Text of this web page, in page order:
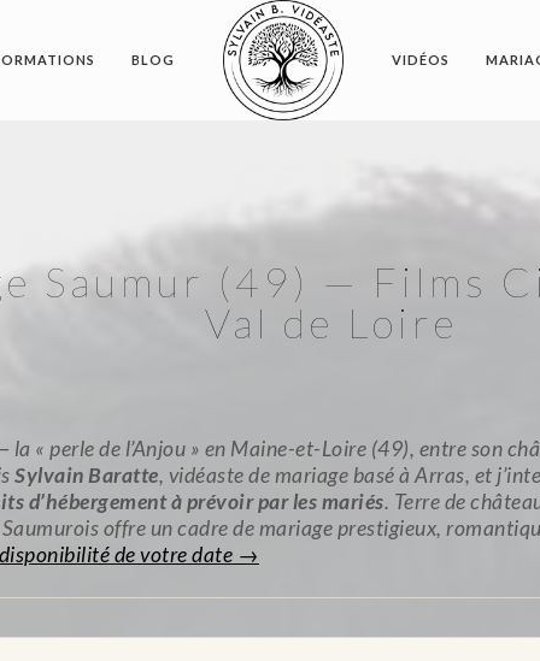
BLOG VIDÉOS
Saumur (49) — Films
Val de Loire
la « perle de l’Anjou » en Maine-et-Loire (49), entre son
Sylvain Baratte, vidéaste de mariage basé à Arras, et
d’hébergement à prévoir par les mariés. Terre de
offre un cadre de mariage prestigieux,
de votre date →